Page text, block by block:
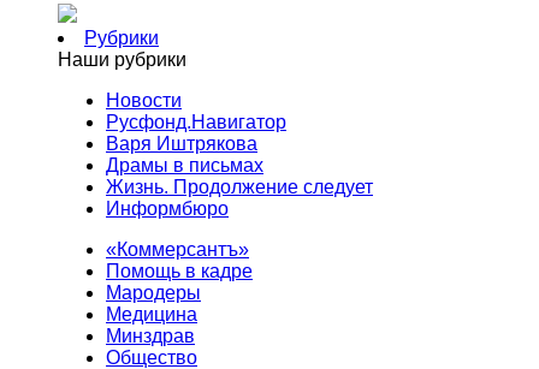
Рубрики
Наши рубрики
Новости
Русфонд.Навигатор
Варя Иштрякова
Драмы в письмах
Жизнь. Продолжение следует
Информбюро
«Коммерсантъ»
Помощь в кадре
Мародеры
Медицина
Минздрав
Общество